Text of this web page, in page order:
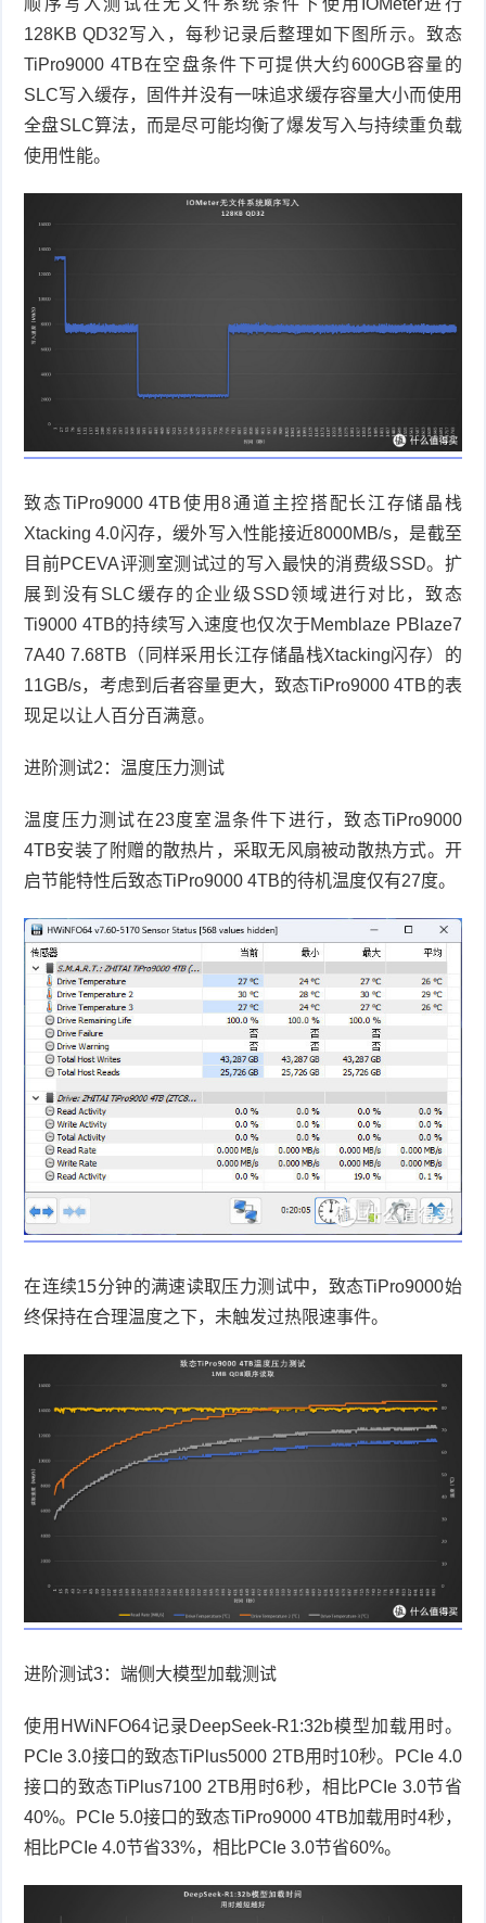
顺序写入测试在无文件系统条件下使用 IOMeter进行
128KB QD32写入，每秒记录后整理如下图所示。致态
TiPro9000 4TB在空盘条件下可提供大约600GB容量的
SLC写入缓存，固件并没有一味追求缓存容量大小而使用
全盘SLC算法，而是尽可能均衡了爆发写入与持续重负载
使用性能。
致态TiPro9000 4TB使用8通道主控搭配长江存储晶栈
Xtacking 4.0闪存，缓外写入性能接近8000MB/s，是截至
目前PCEVA评测室测试过的写入最快的消费级SSD。扩
展到没有 SLC缓存的企业级 SSD领域进行对比，致态
Ti9000 4TB的持续写入速度也仅次于Memblaze PBlaze7
7A40 7.68TB （同样采用长江存储晶栈Xtacking闪存）的
11GB/s，考虑到后者容量更大，致态TiPro9000 4TB的表
现足以让人百分百满意。
进阶测试2 ：温度压力测试
温度压力测试在23度室温条件下进行，致态TiPro9000
4TB安装了附赠的散热片，采取无风扇被动散热方式。开
启节能特性后致态TiPro9000 4TB的待机温度仅有27度。
在连续15分钟的满速读取压力测试中，致态TiPro9000始
终保持在合理温度之下，未触发过热限速事件。
进阶测试3：端侧大模型加载测试
使用 HWiNFO64记录 DeepSeek-R1:32b模型加载用时。
PCIe 3.0接口的致态TiPlus5000 2TB用时10秒。
PCIe 4.0
接口的致态TiPlus7100 2TB用时6秒，相比PCIe 3.0节省
40%。 PCIe 5.0接口的致态TiPro9000 4TB加载用时4秒，
相比PCIe 4.0节省33%，相比PCIe 3.0节省60%。